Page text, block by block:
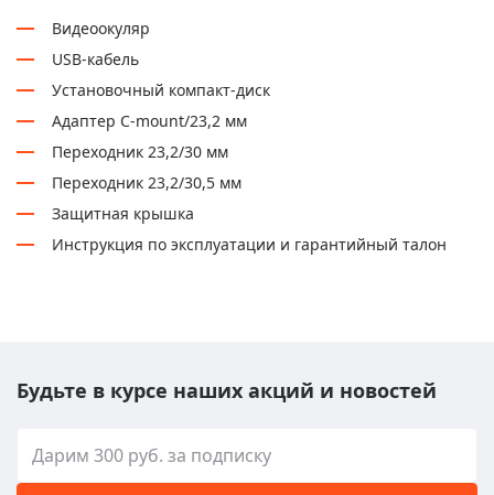
Видеоокуляр
USB-кабель
Установочный компакт-диск
Адаптер C-mount/23,2 мм
Переходник 23,2/30 мм
Переходник 23,2/30,5 мм
Защитная крышка
Инструкция по эксплуатации и гарантийный талон
Будьте в курсе наших акций и новостей